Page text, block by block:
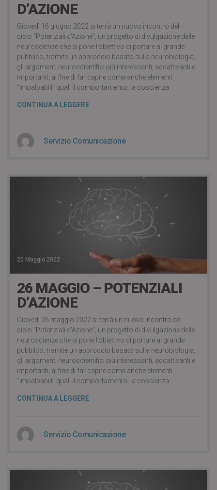
D’AZIONE
Giovedì 16 giugno 2022 si terrà un nuovo incontro del
ciclo “Potenziali d’Azione”, un progetto di divulgazione delle
neuroscienze che si pone l’obiettivo di portare al grande
pubblico, tramite un approccio basato sulla neurobiologia,
gli argomenti neuroscientifici più interessanti, accattivanti e
importanti, al fine di far capire come anche elementi
“impalpabili” quali il comportamento, la coscienza
CONTINUA A LEGGERE
Servizio Comunicazione
20 Maggio 2022
26 MAGGIO – POTENZIALI
D’AZIONE
Giovedì 26 maggio 2022 si terrà un nuovo incontro del
ciclo “Potenziali d’Azione”, un progetto di divulgazione delle
neuroscienze che si pone l’obiettivo di portare al grande
pubblico, tramite un approccio basato sulla neurobiologia,
gli argomenti neuroscientifici più interessanti, accattivanti e
importanti, al fine di far capire come anche elementi
“impalpabili” quali il comportamento, la coscienza
CONTINUA A LEGGERE
Servizio Comunicazione